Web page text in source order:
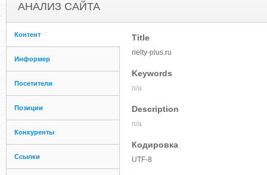
АНАЛИЗ САЙТА
Контент
Информер
Посетители
Позиции
Конкуренты
Ссылки
Title
rielty-plus.ru
Keywords
n/a
Description
n/a
Кодировка
UTF-8